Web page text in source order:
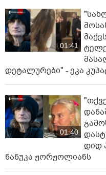
01:41
დეტალურები" - ეკა
01:40
დიდ
ნანუკა ჟორჟოლიანს